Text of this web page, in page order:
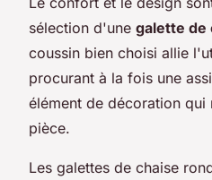
sélection d'une galette de
coussin bien choisi allie
procurant à la fois une
élément de décoration qui
pièce.
Les galettes de chaise